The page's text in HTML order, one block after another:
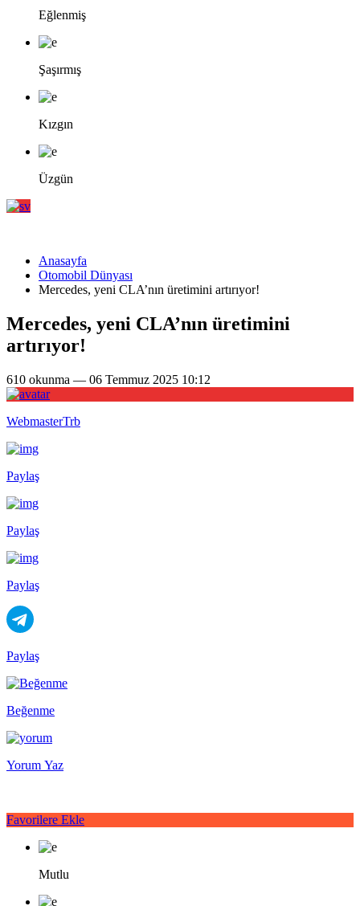
Eğlenmiş
Şaşırmış
Kızgın
Üzgün
Anasayfa
Otomobil Dünyası
Mercedes, yeni CLA’nın üretimini artırıyor!
Mercedes, yeni CLA’nın üretimini
artırıyor!
610 okunma — 06 Temmuz 2025 10:12
WebmasterTrb
Paylaş
Paylaş
Paylaş
Paylaş
Beğenme
Yorum Yaz
Favorilere Ekle
Mutlu